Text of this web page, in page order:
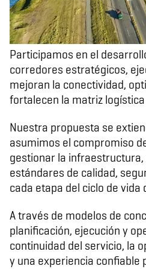
Participamos en el
corredores estratégicos,
mejoran la conectividad,
fortalecen la matriz
Nuestra propuesta se
asumimos el compromiso
gestionar la
estándares de calidad,
cada etapa del ciclo de vida
A través de modelos de
planificación, ejecución y
continuidad del servicio, la
y una experiencia confiable